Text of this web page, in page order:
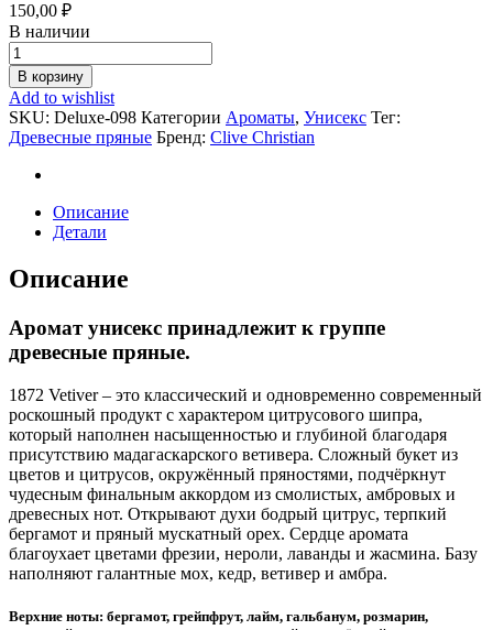
150,00 ₽
В наличии
Clive
Christian
1872
Vetiver
(TR)
quantity
В корзину
Add to wishlist
SKU: Deluxe-098 Категории Ароматы, Унисекс Тег:
Древесные пряные Бренд: Clive Christian
Описание
Детали
Описание
Аромат унисекс принадлежит к группе
древесные пряные.
1872 Vetiver – это классический и одновременно современный
роскошный продукт с характером цитрусового шипра,
который наполнен насыщенностью и глубиной благодаря
присутствию мадагаскарского ветивера. Сложный букет из
цветов и цитрусов, окружённый пряностями, подчёркнут
чудесным финальным аккордом из смолистых, амбровых и
древесных нот. Открывают духи бодрый цитрус, терпкий
бергамот и пряный мускатный орех. Сердце аромата
благоухает цветами фрезии, нероли, лаванды и жасмина. Базу
наполняют галантные мох, кедр, ветивер и амбра.
Верхние ноты: бергамот, грейпфрут, лайм, гальбанум, розмарин,